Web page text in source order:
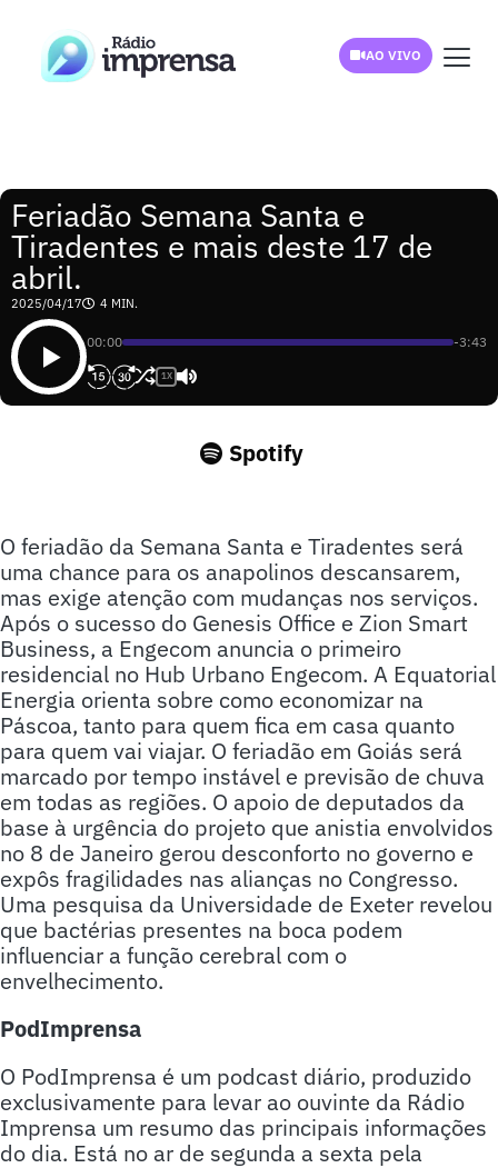
AO VIVO
Feriadão Semana Santa e
Tiradentes e mais deste 17 de
abril.
2025/04/17 4 MIN.
00:00 -3:43
1X
Spotify
O feriadão da Semana Santa e Tiradentes será
uma chance para os anapolinos descansarem,
mas exige atenção com mudanças nos serviços.
Após o sucesso do Genesis Office e Zion Smart
Business, a Engecom anuncia o primeiro
residencial no Hub Urbano Engecom. A Equatorial
Energia orienta sobre como economizar na
Páscoa, tanto para quem fica em casa quanto
para quem vai viajar. O feriadão em Goiás será
marcado por tempo instável e previsão de chuva
em todas as regiões. O apoio de deputados da
base à urgência do projeto que anistia envolvidos
no 8 de Janeiro gerou desconforto no governo e
expôs fragilidades nas alianças no Congresso.
Uma pesquisa da Universidade de Exeter revelou
que bactérias presentes na boca podem
influenciar a função cerebral com o
envelhecimento.
PodImprensa
O PodImprensa é um podcast diário, produzido
exclusivamente para levar ao ouvinte da Rádio
Imprensa um resumo das principais informações
do dia. Está no ar de segunda a sexta pela